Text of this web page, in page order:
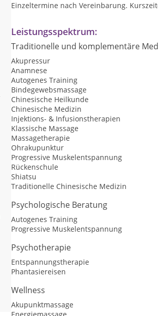
Einzeltermine nach Vereinbarung.
Leistungsspektrum:
Traditionelle und komplementäre
Akupressur
Anamnese
Autogenes Training
Bindegewebsmassage
Chinesische Heilkunde
Chinesische Medizin
Injektions- & Infusionstherapien
Klassische Massage
Massagetherapie
Ohrakupunktur
Progressive Muskelentspannung
Rückenschule
Shiatsu
Traditionelle Chinesische Medizin
Psychologische Beratung
Autogenes Training
Progressive Muskelentspannung
Psychotherapie
Entspannungstherapie
Phantasiereisen
Wellness
Akupunktmassage